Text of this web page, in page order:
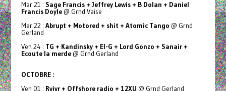
Mar 21 : Sage Francis + Jeffrey Lewis + B Dolan + Daniel
Francis Doyle@ Grnd Vaise
Mer 22 : Abrupt + Motored + shit + Atomic Tango @ Grnd
Gerland
Ven 24 : TG + Kandinsky + El-G + Lord Gonzo + Sanair +
Ecoute la merde@ Grnd Gerland
OCTOBRE :
Ven 01 : Rvivr + Offshore radio + 12XU @ Grnd Gerland